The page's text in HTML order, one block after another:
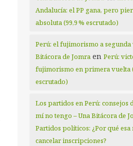
Andalucía: el PP gana, pero
absoluta (99,9 % escrutado)
Perú: el fujimorismo a segunda
Bitácora de Jomra enPerú:
fujimorismo en primera vuelta
escrutado)
Los partidos en Perú: consejos
mí no tengo – Una Bitácora de
Partidos políticos: ¿Por qué esa
cancelar inscripciones?